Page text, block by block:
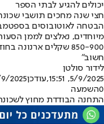
יכולים להגיע לבתי הספר
חצי שנה מחכים תושבי
הבטחה לאוטובוסים
מיוחדים, נאלצים לממן
850-900 שקלים
חשוב"
לידור סולטן
5/9/2025, 15:51
,עודכן16:14
0השמעה
התחנה הבודדת מחוץ לשכונת